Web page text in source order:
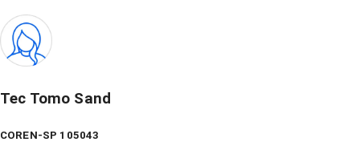
Tec Tomo Sand
COREN-SP 105043